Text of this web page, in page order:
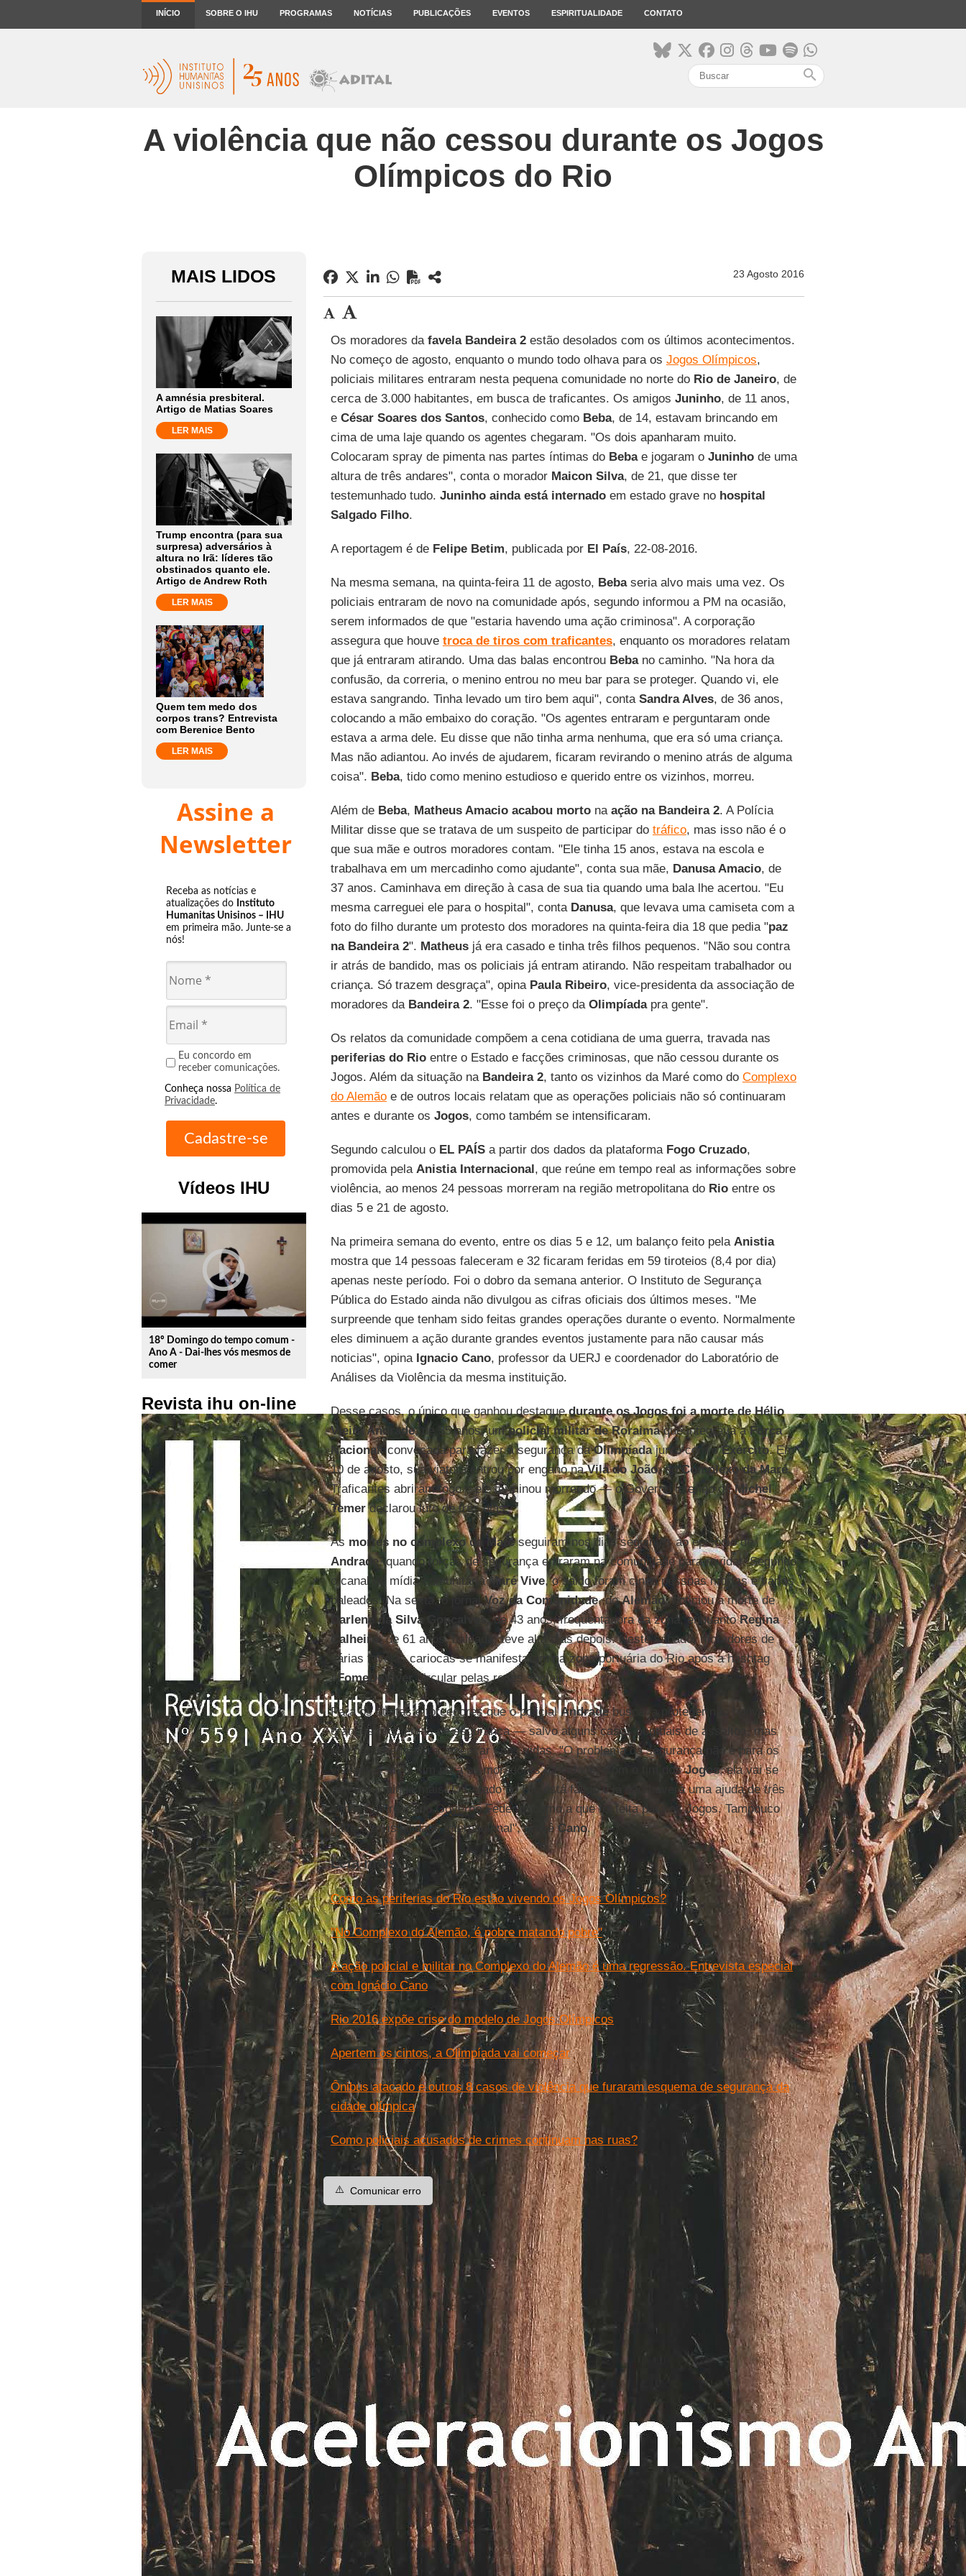
INÍCIO SOBRE O IHU PROGRAMAS NOTÍCIAS PUBLICAÇÕES EVENTOS ESPIRITUALIDADE CONTATO
search
A violência que não cessou durante os Jogos
Olímpicos do Rio
MAIS LIDOS
A amnésia presbiteral.
Artigo de Matias Soares
LER MAIS
Trump encontra (para sua
surpresa) adversários à
altura no Irã: líderes tão
obstinados quanto ele.
Artigo de Andrew Roth
LER MAIS
Quem tem medo dos
corpos trans? Entrevista
com Berenice Bento
LER MAIS
Assine a
Newsletter
Receba as notícias e
atualizações do Instituto
Humanitas Unisinos – IHU
em primeira mão. Junte-se a
nós!
Eu concordo em
receber comunicações.
Conheça nossa Política de
Privacidade.
Vídeos IHU
play_circle_outline
18º Domingo do tempo comum -
Ano A - Dai-lhes vós mesmos de
comer
Revista ihu on-line
23 Agosto 2016
Os moradores da favela Bandeira 2estão desolados com os últimos acontecimentos.
No começo de agosto, enquanto o mundo todo olhava para os Jogos Olímpicos,
policiais militares entraram nesta pequena comunidade no norte do Rio de Janeiro, de
cerca de 3.000 habitantes, em busca de traficantes. Os amigos Juninho, de 11 anos,
e César Soares dos Santos, conhecido como Beba, de 14, estavam brincando em
cima de uma laje quando os agentes chegaram. "Os dois apanharam muito.
Colocaram spray de pimenta nas partes íntimas do Bebae jogaram o Juninhode uma
altura de três andares", conta o morador Maicon Silva, de 21, que disse ter
testemunhado tudo. Juninho ainda está internadoem estado grave no hospital
Salgado Filho.
A reportagem é deFelipe Betim, publicada por El País, 22-08-2016.
Na mesma semana, na quinta-feira 11 de agosto, Bebaseria alvo mais uma vez. Os
policiais entraram de novo na comunidade após, segundo informou a PM na ocasião,
serem informados de que "estaria havendo uma ação criminosa". A corporação
assegura que houve troca de tiros com traficantes, enquanto os moradores relatam
que já entraram atirando. Uma das balas encontrou Bebano caminho. "Na hora da
confusão, da correria, o menino entrou no meu bar para se proteger. Quando vi, ele
estava sangrando. Tinha levado um tiro bem aqui", conta Sandra Alves, de 36 anos,
colocando a mão embaixo do coração. "Os agentes entraram e perguntaram onde
estava a arma dele. Eu disse que não tinha arma nenhuma, que era só uma criança.
Mas não adiantou. Ao invés de ajudarem, ficaram revirando o menino atrás de alguma
coisa". Beba, tido como menino estudioso e querido entre os vizinhos, morreu.
Além de Beba, Matheus Amacio acabou mortona ação na Bandeira 2. A Polícia
Militar disse que se tratava de um suspeito de participar do tráfico, mas isso não é o
que sua mãe e outros moradores contam. "Ele tinha 15 anos, estava na escola e
trabalhava em um mercadinho como ajudante", conta sua mãe, Danusa Amacio, de
37 anos. Caminhava em direção à casa de sua tia quando uma bala lhe acertou. "Eu
mesma carreguei ele para o hospital", conta Danusa, que levava uma camiseta com a
foto do filho durante um protesto dos moradores na quinta-feira dia 18 que pedia "paz
na Bandeira 2". Matheusjá era casado e tinha três filhos pequenos. "Não sou contra
ir atrás de bandido, mas os policiais já entram atirando. Não respeitam trabalhador ou
criança. Só trazem desgraça", opina Paula Ribeiro, vice-presidenta da associação de
moradores daBandeira 2. "Esse foi o preço da Olimpíadapra gente".
Os relatos da comunidade compõem a cena cotidiana de uma guerra, travada nas
periferias do Rioentre o Estado e facções criminosas, que não cessou durante os
Jogos. Além da situação na Bandeira 2, tanto os vizinhos da Maré como do Complexo
do Alemãoe de outros locais relatam que as operações policiais não só continuaram
antes e durante os Jogos, como também se intensificaram.
Segundo calculou o EL PAÍSa partir dos dados da plataformaFogo Cruzado,
promovida pela Anistia Internacional, que reúne em tempo real as informações sobre
violência, ao menos 24 pessoas morreram na região metropolitana do Rioentre os
dias 5 e 21 de agosto.
Na primeira semana do evento, entre os dias 5 e 12, um balanço feito pela Anistia
mostra que 14 pessoas faleceram e 32 ficaram feridas em 59 tiroteios (8,4 por dia)
apenas neste período. Foi o dobro da semana anterior. O Instituto de Segurança
Pública do Estado ainda não divulgou as cifras oficiais dos últimos meses. "Me
surpreende que tenham sido feitas grandes operações durante o evento. Normalmente
eles diminuem a ação durante grandes eventos justamente para não causar más
noticias", opina Ignacio Cano, professor da UERJ e coordenador do Laboratório de
Análises da Violência da mesma instituição.
Desse casos, o único que ganhou destaquedurante os Jogos foi a morte de Hélio
Vieira Andrade, de 35 anos, umpolicial militar de Roraimaque integrava aForça
Nacional, convocada para fazer a segurança daOlimpíadajunto com oExército. Em
10 de agosto, sua viatura entrou por engano naVila do João, noComplexo da Maré.
Traficantes abriram fogo e ele terminou morrendo — o Governo interino deMichel
Temerdeclarou luto de três dias.
As mortes no complexo da Maréseguiram nos dias seguintes ao episódio de
Andrade, quando forças de segurança entraram na comunidade para revidar. Segundo
o canal de mídia comunitáriaMaré Vive, o saldo foram cinco pessoas mortas e vários
baleados. Na sexta, o jornalVoz da Comunidade, doAlemão, noticiou a morte de
Darlene da Silva Gonçalves, de 43 anos, frequentadora da zona, enquantoRegina
Calheiro, de 61 anos, baleada, teve alta dias depois. Neste sábado, moradores de
várias favelas cariocas se manifestaram na zona portuária do Rio após a hashtag
#FomeDeVivercircular pelas redes sociais.
Para os atletas e torcedores que o policialAndradebuscava proteger não houve
grandes problemas de segurança — salvo alguns casos pontuais de assaltos, mas
que não chegaram a ameaçar suas vidas. "O problema da segurança não é para os
visitantes, mas sim para os moradores da cidade. Com o fim dosJogos, ela vai se
deteriorar ainda mais. O Estado do Rio está falido e já não haverá uma ajuda de três
bilhões de reais do Governo Federal, como a que foi feita para os Jogos. Tampouco
haverá a visibilidade internacional", prevêCano.
Leia mais...
Como as periferias do Rio estão vivendo os Jogos Olímpicos?
"No Complexo do Alemão, é pobre matando pobre"
A ação policial e militar no Complexo do Alemão é uma regressão. Entrevista especial
com Ignácio Cano
Rio 2016 expõe crise do modelo de Jogos Olímpicos
Apertem os cintos, a Olimpíada vai começar
Ônibus atacado e outros 8 casos de violência que furaram esquema de segurança da
cidade olímpica
Como policiais acusados de crimes continuam nas ruas?
⚠️ Comunicar erro